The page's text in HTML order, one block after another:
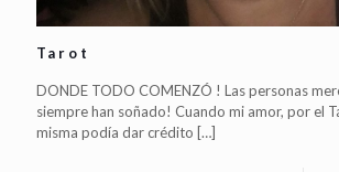
Tarot
DONDE TODO COMENZÓ ! Las personas
siempre han soñado! Cuando mi amor, por el
misma podía dar crédito […]